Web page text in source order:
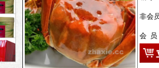
非会
会 员